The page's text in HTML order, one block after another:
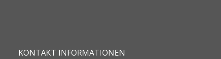
KONTAKT INFORMATIONEN